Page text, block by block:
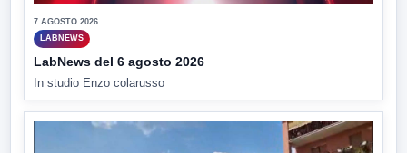
7 AGOSTO 2026
LABNEWS
LabNews del 6 agosto 2026
In studio Enzo colarusso